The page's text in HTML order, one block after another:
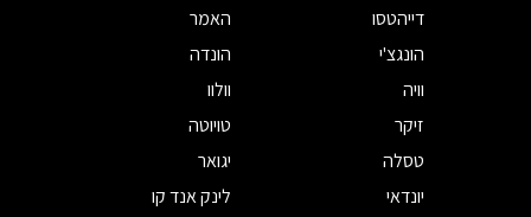
דייהטסו
האמר
הונגצ'י
הונדה
וויה
וולוו
זיקר
טויוטה
טסלה
יגואר
יונדאי
לינק אנד קו